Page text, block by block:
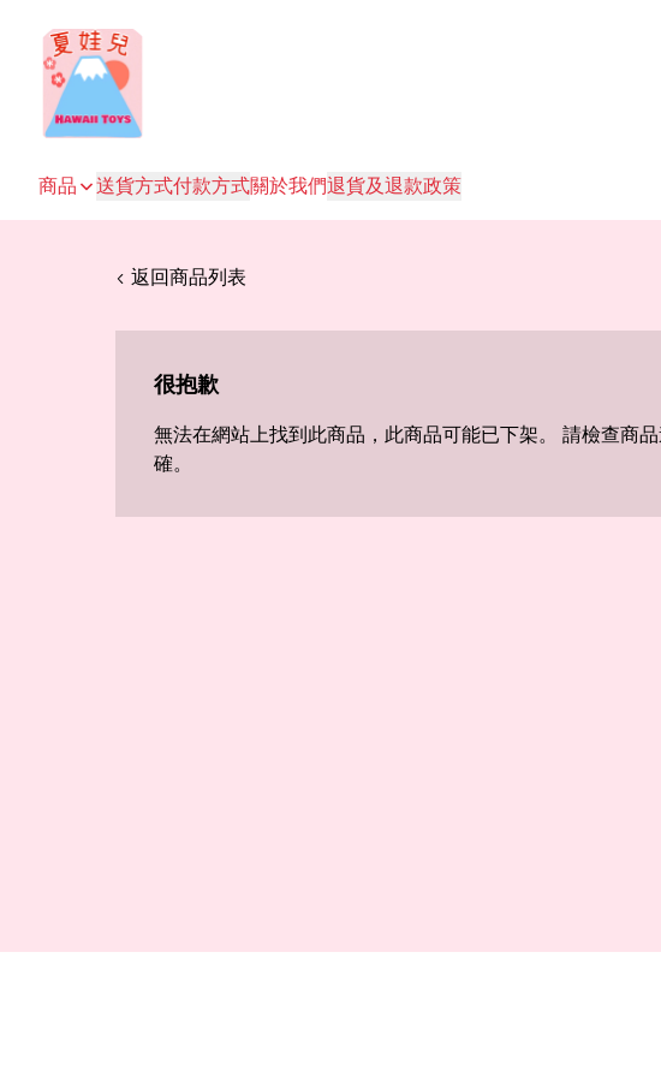
商品 送貨方式付款方式關於我們退貨及退款政策
< 返回商品列表
很抱歉
無法在網站上找到此商品，此商品可能已下架。 請檢查商
確。